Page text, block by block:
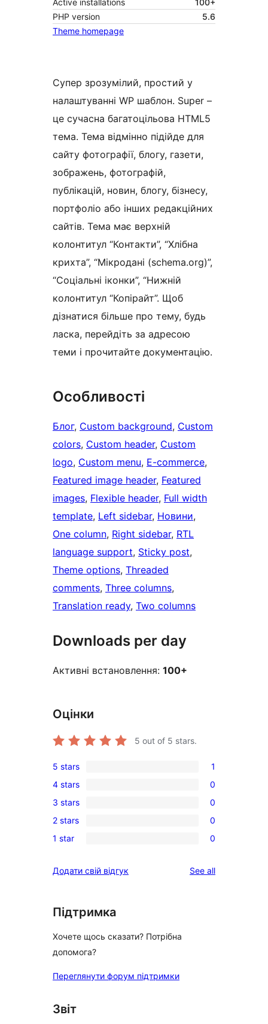
Active installations
100+
PHP version
5.6
Theme homepage
Супер зрозумілий, простий у
налаштуванні WP шаблон. Super –
це сучасна багатоцільова HTML5
тема. Тема відмінно підійде для
сайту фотографії, блогу, газети,
зображень, фотографій,
публікацій, новин, блогу, бізнесу,
портфоліо або інших редакційних
сайтів. Тема має верхній
колонтитул “Контакти”, “Хлібна
крихта”, “Мікродані (schema.org)”,
“Соціальні іконки”, “Нижній
колонтитул “Копірайт”. Щоб
дізнатися більше про тему, будь
ласка, перейдіть за адресою
теми і прочитайте документацію.
Особливості
Блог, Custom background, Custom
colors, Custom header, Custom
logo, Custom menu, E-commerce
Featured image header, Featured
images, Flexible header, Full width
template, Left sidebar, Новини
One column, Right sidebar, RTL
language support, Sticky post
Theme options, Threaded
comments, Three columns
Translation ready, Two columns
Downloads per day
Активні встановлення: 100+
Оцінки
5 out of 5 stars.
1
5-
star
review
5 stars 1
0
4-
star
reviews
4 stars 0
0
3-
star
3 stars 0
0
2-
reviews
2 stars 0
0
star
1 star 0
Додати свій відгук See allreviews
Підтримка
Хочете щось сказати? Потрібна
допомога?
Переглянути форум підтримки
Звіт